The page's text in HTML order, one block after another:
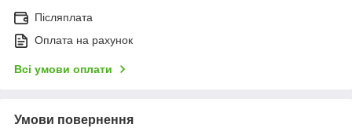
Післяплата
Оплата на рахунок
Всі умови оплати
Умови повернення